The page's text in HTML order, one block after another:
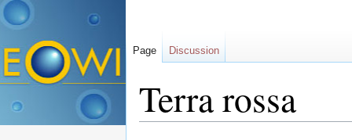
Terra rossa
Page Discussion